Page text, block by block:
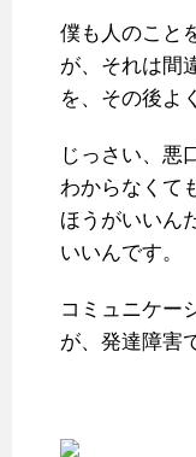
僕も人のこと
が、それは間
を、その後よ
じっさい、悪
わからなくて
ほうがいいん
いいんです。
コミュニケー
が、発達障害